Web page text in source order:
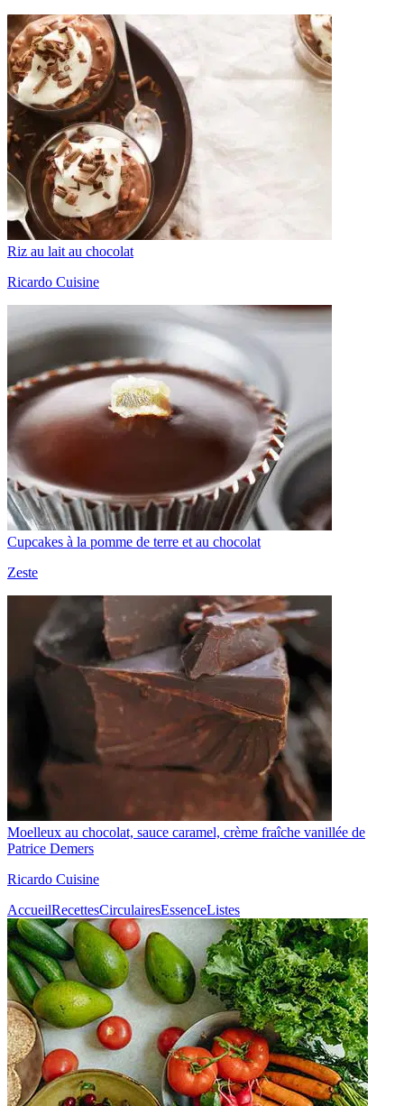
Riz au lait au chocolat
Ricardo Cuisine
Cupcakes à la pomme de terre et au chocolat
Zeste
Moelleux au chocolat, sauce caramel, crème fraîche vanillée de
Patrice Demers
Ricardo Cuisine
AccueilRecettesCirculairesEssenceListes